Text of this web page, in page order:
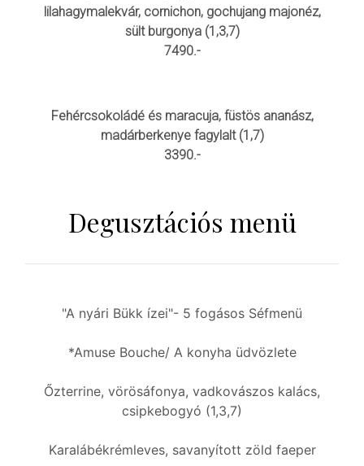
lilahagymalekvár, cornichon, gochujang majonéz,
sült burgonya (1,3,7)
7490.-
Fehércsokoládé és maracuja, füstös ananász,
madárberkenye fagylalt (1,7)
3390.-
Degusztációs menü
"A nyári Bükk ízei"- 5 fogásos Séfmenü
*Amuse Bouche/ A konyha üdvözlete
Őzterrine, vörösáfonya, vadkovászos kalács,
csipkebogyó (1,3,7)
Karalábékrémleves, savanyított zöld faeper